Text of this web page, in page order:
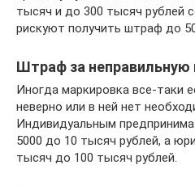
тысяч и до 300 тысяч рублей
рискуют получить штраф до
Штраф за неправильную
Иногда маркировка все-таки
неверно или в ней нет
Индивидуальным
5000 до 10 тысяч рублей, а
тысяч до 100 тысяч рублей.